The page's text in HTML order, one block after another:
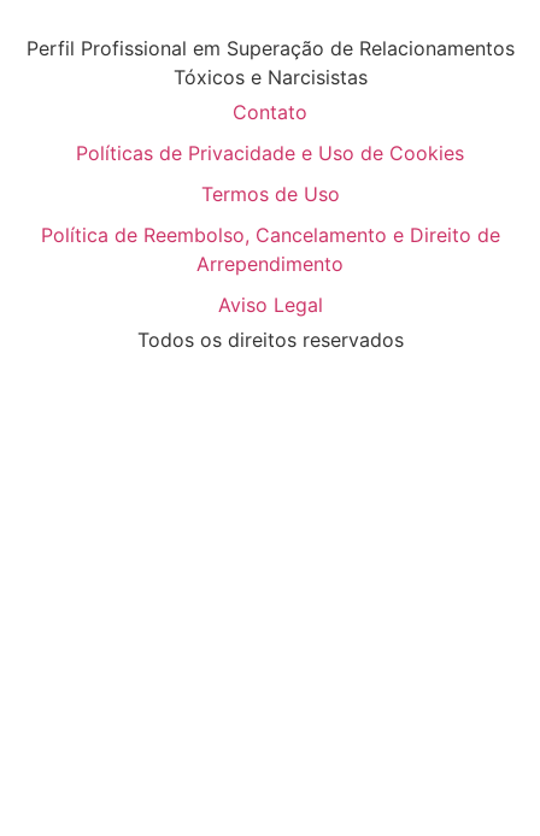
Perfil Profissional em Superação de Relacionamentos
Tóxicos e Narcisistas
Contato
Políticas de Privacidade e Uso de Cookies
Termos de Uso
Política de Reembolso, Cancelamento e Direito de
Arrependimento
Aviso Legal
Todos os direitos reservados